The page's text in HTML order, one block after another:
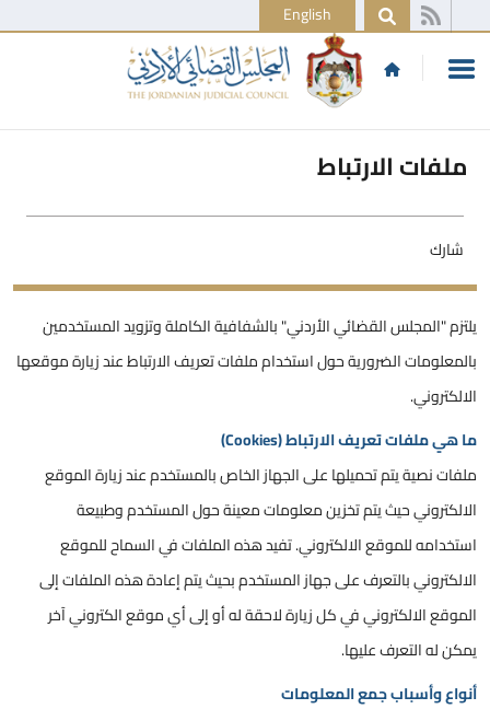
English
ملفات الارتباط
شارك
يلتزم "المجلس القضائي الأردني" بالشفافية الكاملة وتزويد المستخدمين
بالمعلومات الضرورية حول استخدام ملفات تعريف الارتباط عند زيارة موقعها
الالكتروني.
ما هي ملفات تعريف الارتباط (Cookies)
ملفات نصية يتم تحميلها على الجهاز الخاص بالمستخدم عند زيارة الموقع
الالكتروني حيث يتم تخزين معلومات معينة حول المستخدم وطبيعة
استخدامه للموقع الالكتروني. تفيد هذه الملفات في السماح للموقع
الالكتروني بالتعرف على جهاز المستخدم بحيث يتم إعادة هذه الملفات إلى
الموقع الالكتروني في كل زيارة لاحقة له أو إلى أي موقع الكتروني آخر
يمكن له التعرف عليها.
أنواع وأسباب جمع المعلومات